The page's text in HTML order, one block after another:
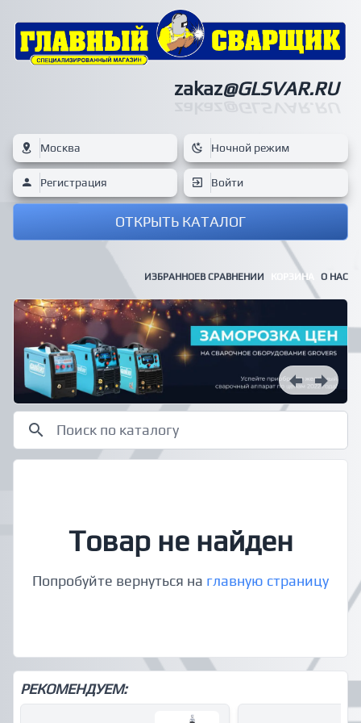
zakaz@GLSVAR.RU
Москва Ночной режим
Регистрация Войти
ОТКРЫТЬ КАТАЛОГ
ИЗБРАННОЕВ СРАВНЕНИИ КОРЗИНА О НАС
Товар не найден
Попробуйте вернуться на главную страницу
РЕКОМЕНДУЕМ: